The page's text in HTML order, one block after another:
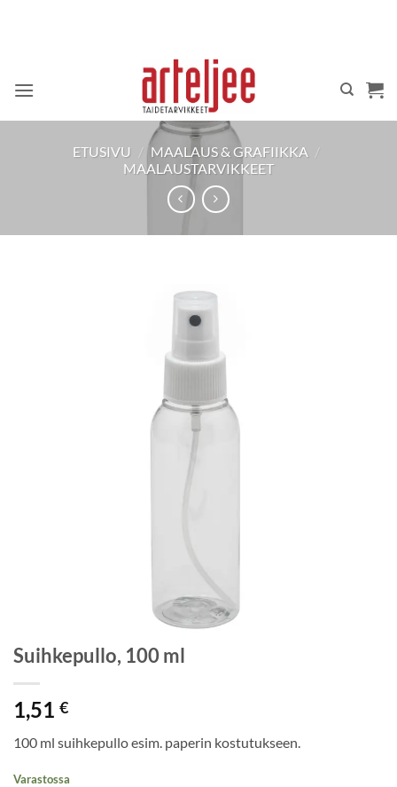
ETUSIVU / MAALAUS & GRAFIIKKA /
MAALAUSTARVIKKEET
Suihkepullo, 100 ml
1,51 €
100 ml suihkepullo esim. paperin kostutukseen.
Varastossa